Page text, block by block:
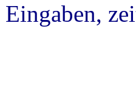
Eingaben,